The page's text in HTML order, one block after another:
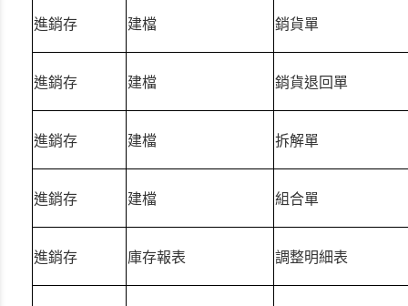
進銷存 建檔 銷貨單
進銷存 建檔 銷貨退回單
進銷存 建檔 拆解單
進銷存 建檔 組合單
進銷存 庫存報表 調整明細表